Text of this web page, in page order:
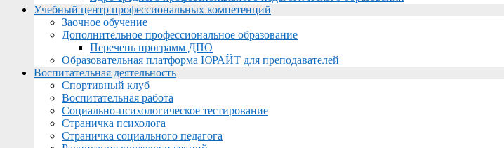
Учебный центр профессиональных компетенций
Заочное обучение
Дополнительное профессиональное образование
Перечень программ ДПО
Образовательная платформа ЮРАЙТ для преподавателей
Воспитательная деятельность
Спортивный клуб
Воспитательная работа
Социально-психологическое тестирование
Страничка психолога
Страничка социального педагога